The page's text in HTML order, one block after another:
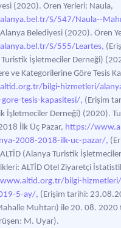
(2020). Ören Yerleri: Naula,
S/547/Naula--
Belediyesi (2020). Ören
S/555/Leartes,
Turistik İşletmeciler Derneği)
ve Kategorilerine Göre Tesis
bilgi-hizmetleri/
tesis-kapasitesi/, (Erişim
İşletmeciler Derneği) (2020).
İlk Üç Pazar, https://
2008-2018-ilk-uc-pazar/,
(Alanya Turistik
ALTİD Otel Ziyaretçi
bilgi-
5-ay/, (Erişim tarihi:
Muhtarı) ile 20. 08. 2020
M. Uyar).